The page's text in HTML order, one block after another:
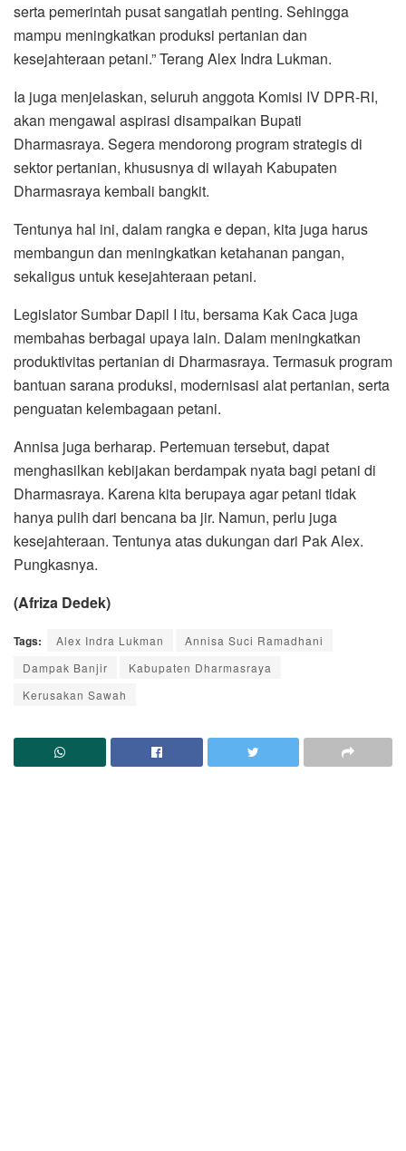
serta pemerintah pusat sangatlah penting. Sehingga
mampu meningkatkan produksi pertanian dan
kesejahteraan petani.” Terang Alex Indra Lukman.
Ia juga menjelaskan, seluruh anggota Komisi IV DPR-RI,
akan mengawal aspirasi disampaikan Bupati
Dharmasraya. Segera mendorong program strategis di
sektor pertanian, khususnya di wilayah Kabupaten
Dharmasraya kembali bangkit.
Tentunya hal ini, dalam rangka e depan, kita juga harus
membangun dan meningkatkan ketahanan pangan,
sekaligus untuk kesejahteraan petani.
Legislator Sumbar Dapil I itu, bersama Kak Caca juga
membahas berbagai upaya lain. Dalam meningkatkan
produktivitas pertanian di Dharmasraya. Termasuk program
bantuan sarana produksi, modernisasi alat pertanian, serta
penguatan kelembagaan petani.
Annisa juga berharap. Pertemuan tersebut, dapat
menghasilkan kebijakan berdampak nyata bagi petani di
Dharmasraya. Karena kita berupaya agar petani tidak
hanya pulih dari bencana ba jir. Namun, perlu juga
kesejahteraan. Tentunya atas dukungan dari Pak Alex.
Pungkasnya.
(Afriza Dedek)
Tags: Alex Indra Lukman
Annisa Suci Ramadhani
Dampak Banjir
Kabupaten Dharmasraya
Kerusakan Sawah